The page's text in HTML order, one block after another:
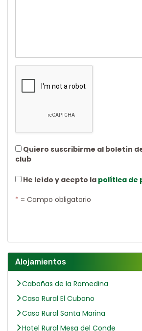
Quiero suscribirme al boletín
club
He leído y acepto la política de
* = Campo obligatorio
Alojamientos
Cabañas de la Romedina
Casa Rural El Cubano
Casa Rural Santa Marina
Hotel Rural Mesa del Conde